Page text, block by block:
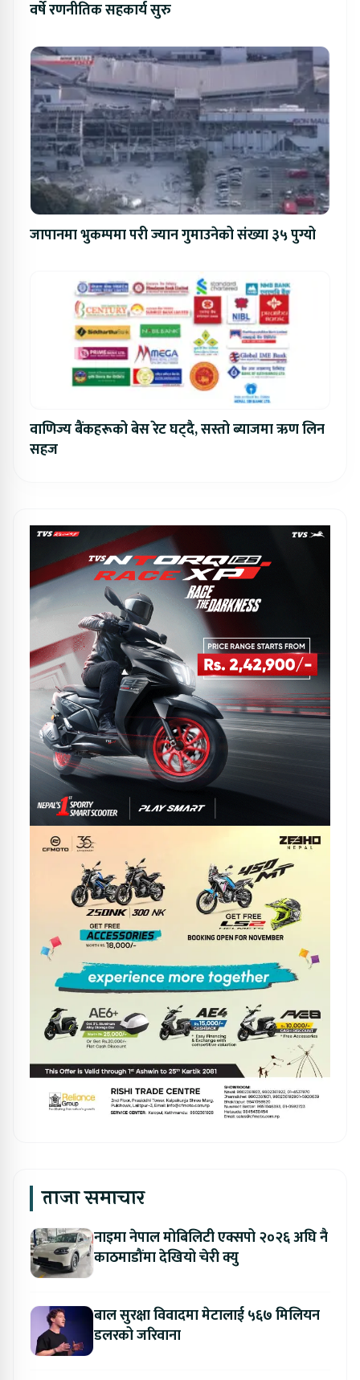
वर्षे रणनीतिक सहकार्य सुरु
जापानमा भुकम्पमा परी ज्यान गुमाउनेको संख्या ३५ पुग्यो
वाणिज्य बैंकहरूको बेस रेट घट्दै, सस्तो ब्याजमा ऋण लिन
सहज
ताजा समाचार
नाइमा नेपाल मोबिलिटी एक्सपो २०२६ अघि नै
काठमाडौंमा देखियो चेरी क्यु
बाल सुरक्षा विवादमा मेटालाई ५६७ मिलियन
डलरको जरिवाना